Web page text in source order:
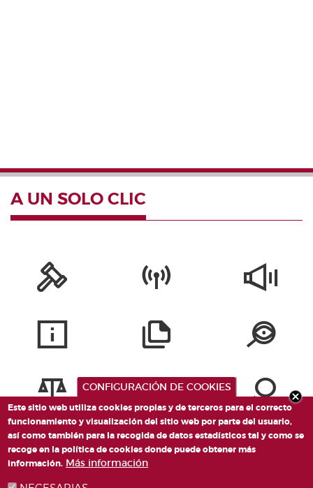
A UN SOLO CLIC
CONFIGURACIÓN DE COOKIES
Este sitio web utiliza cookies propias y de terceros para el correcto
funcionamiento y visualización del sitio web por parte del usuario,
así como también para la recogida de datos estadísticos tal y como se
recoge en la política de cookies donde puede obtener más
información. Más información